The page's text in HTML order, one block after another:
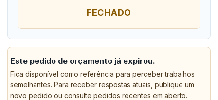
FECHADO
Este pedido de orçamento já expirou.
Fica disponível como referência para perceber trabalhos
semelhantes. Para receber respostas atuais, publique um
novo pedido ou consulte pedidos recentes em aberto.